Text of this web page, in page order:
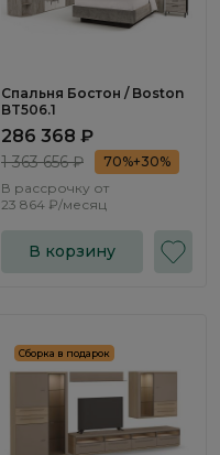
Спальня Бостон / Boston
BT506.1
286 368 ₽
1 363 656 ₽
70%+30%
В рассрочку от
23 864 ₽/месяц
В корзину
Сборка в подарок